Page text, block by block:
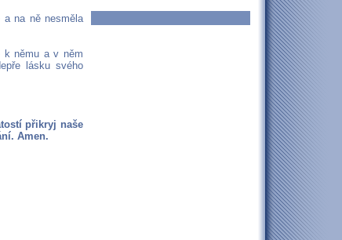
na ně nesměla
k němu a v něm
lásku svého
přikryj naše
Amen.